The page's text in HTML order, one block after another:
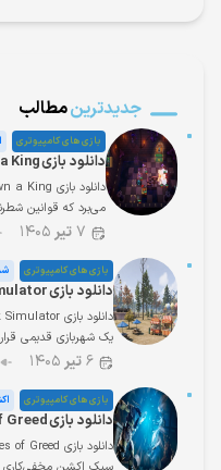
جدیدترینمطالب
بازی های کامپیوتری
دانلود بازی Once a Pawn a King برای کامپیوتر
می‌برد که قوانین
۷ تیر ۱۴۰۵
بازی های کامپیوتری
دانلود بازی Fun Park Simulator برای کامپیوتر
یک شهربازی قدیمی
۶تیر ۱۴۰۵
بازی های کامپیوتری
دانلود بازی Styx Blades of Greed برای کامپیوتر